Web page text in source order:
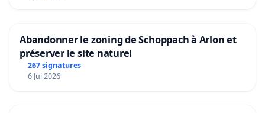
Abandonner le zoning de Schoppach à Arlon et
préserver le site naturel
267 signatures
6 Jul 2026